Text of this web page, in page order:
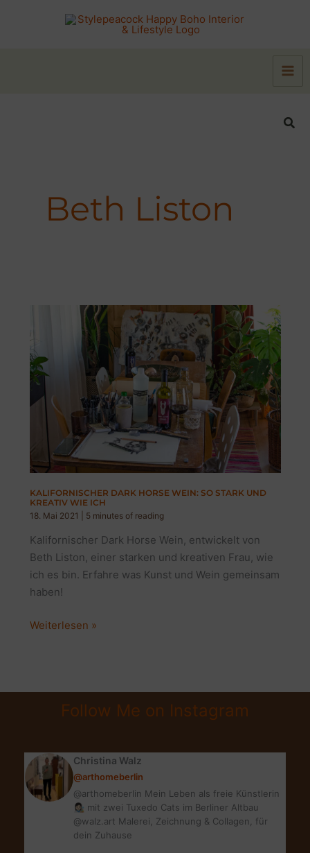
Beth Liston
KALIFORNISCHER DARK HORSE WEIN: SO STARK UND
KREATIV WIE ICH
18. Mai 2021
5 minutes of reading
Kalifornischer Dark Horse Wein, entwickelt von
Beth Liston, einer starken und kreativen Frau, wie
ich es bin. Erfahre was Kunst und Wein gemeinsam
haben!
Kalifornischer
So
wie
ich
Weiterlesen »
Follow Me on Instagram
Christina Walz
@arthomeberlin
@arthomeberlin Mein Leben als freie Künstlerin
👩🏻‍🎨 mit zwei Tuxedo Cats im Berliner Altbau
@walz.art Malerei, Zeichnung & Collagen, für
dein Zuhause